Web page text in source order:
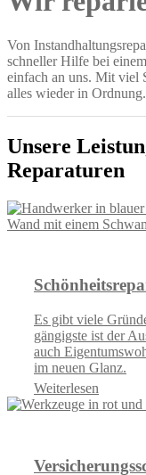
Von
schneller Hilfe bei
einfach an uns. Mit
alles wieder in Ordnung.
Unsere
Reparaturen
Es gibt viele
gängigste ist der
auch
im neuen Glanz.
Weiterlesen